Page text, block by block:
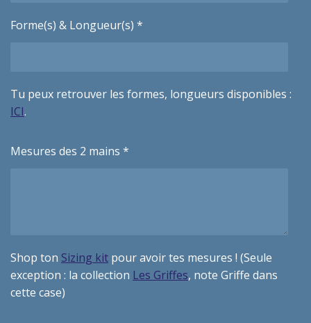
Forme(s) & Longueur(s) *
Tu peux retrouver les formes, longueurs disponibles :
ICI.
Mesures des 2 mains *
Shop ton Sizing kit pour avoir tes mesures ! (Seule
exception : la collection Les Griffes, note Griffe dans
cette case)